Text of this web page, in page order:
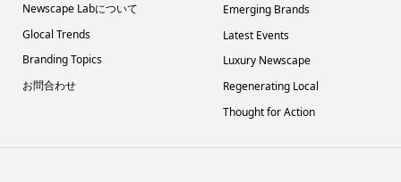
Newscape Labについて
Glocal Trends
Branding Topics
お問合わせ
Emerging Brands
Latest Events
Luxury Newscape
Regenerating Local
Thought for Action